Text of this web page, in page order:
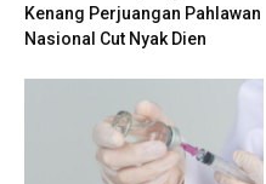
Kenang Perjuangan Pahlawan
Nasional Cut Nyak Dien